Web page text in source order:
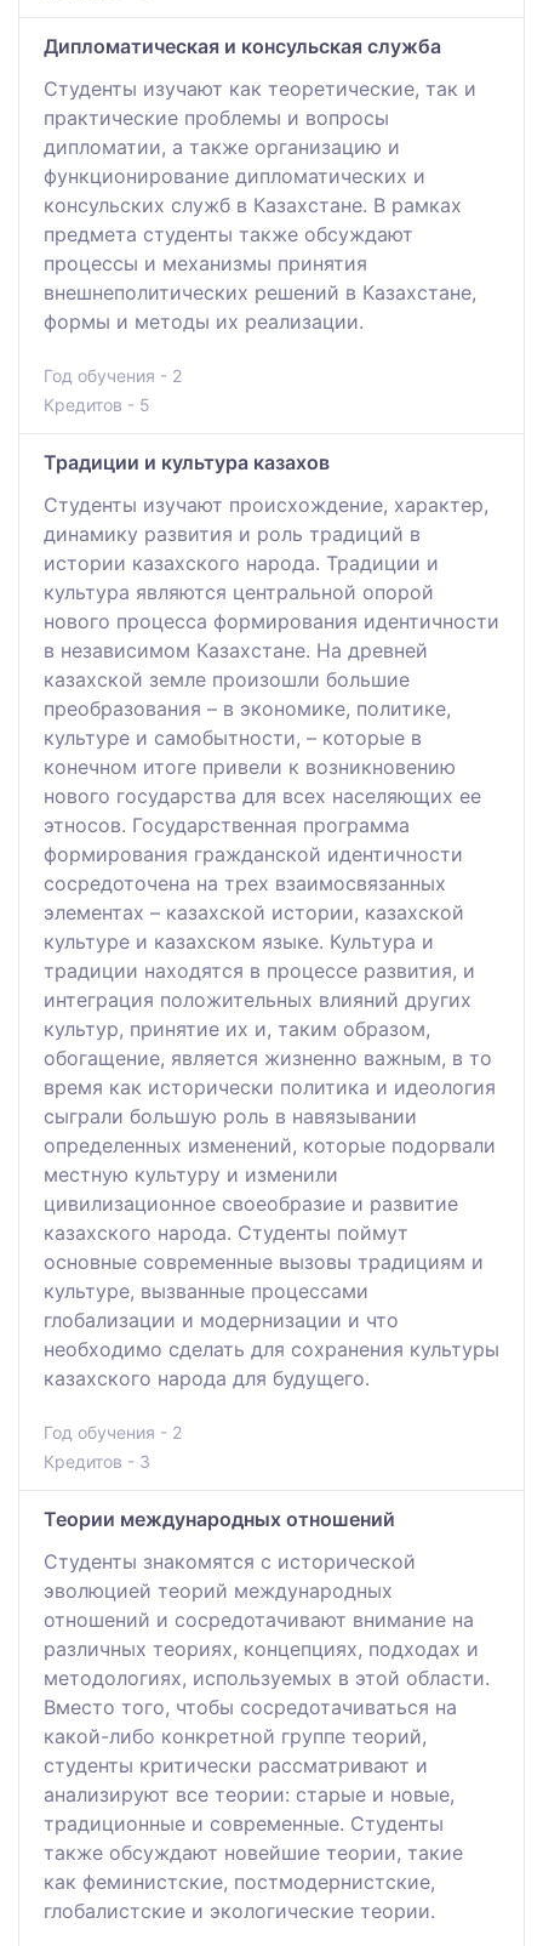
Дипломатическая и консульская служба
Студенты изучают как теоретические, так и
практические проблемы и вопросы
дипломатии, а также организацию и
функционирование дипломатических и
консульских служб в Казахстане. В рамках
предмета студенты также обсуждают
процессы и механизмы принятия
внешнеполитических решений в Казахстане,
формы и методы их реализации.
Год обучения - 2
Кредитов - 5
Традиции и культура казахов
Студенты изучают происхождение, характер,
динамику развития и роль традиций в
истории казахского народа. Традиции и
культура являются центральной опорой
нового процесса формирования идентичности
в независимом Казахстане. На древней
казахской земле произошли большие
преобразования – в экономике, политике,
культуре и самобытности, – которые в
конечном итоге привели к возникновению
нового государства для всех населяющих ее
этносов. Государственная программа
формирования гражданской идентичности
сосредоточена на трех взаимосвязанных
элементах – казахской истории, казахской
культуре и казахском языке. Культура и
традиции находятся в процессе развития, и
интеграция положительных влияний других
культур, принятие их и, таким образом,
обогащение, является жизненно важным, в то
время как исторически политика и идеология
сыграли большую роль в навязывании
определенных изменений, которые подорвали
местную культуру и изменили
цивилизационное своеобразие и развитие
казахского народа. Студенты поймут
основные современные вызовы традициям и
культуре, вызванные процессами
глобализации и модернизации и что
необходимо сделать для сохранения культуры
казахского народа для будущего.
Год обучения - 2
Кредитов - 3
Теории международных отношений
Студенты знакомятся с исторической
эволюцией теорий международных
отношений и сосредотачивают внимание на
различных теориях, концепциях, подходах и
методологиях, используемых в этой области.
Вместо того, чтобы сосредотачиваться на
какой-либо конкретной группе теорий,
студенты критически рассматривают и
анализируют все теории: старые и новые,
традиционные и современные. Студенты
также обсуждают новейшие теории, такие
как феминистские, постмодернистские,
глобалистские и экологические теории.